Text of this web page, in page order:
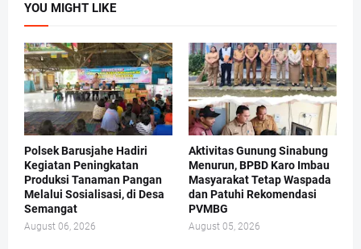
YOU MIGHT LIKE
Polsek Barusjahe Hadiri
Kegiatan Peningkatan
Produksi Tanaman Pangan
Melalui Sosialisasi, di Desa
Semangat
August 06, 2026
Aktivitas Gunung Sinabung
Menurun, BPBD Karo Imbau
Masyarakat Tetap Waspada
dan Patuhi Rekomendasi
PVMBG
August 05, 2026